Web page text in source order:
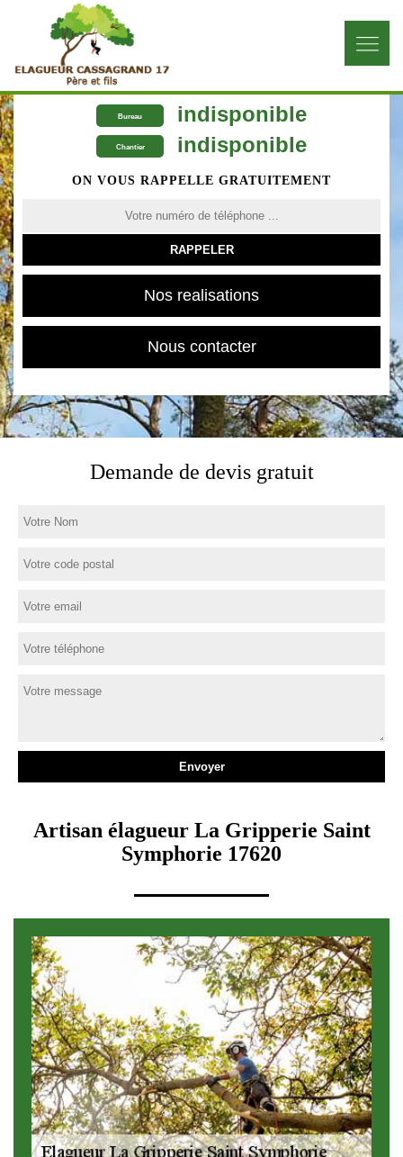
Bureau indisponible
Chantier indisponible
ON VOUS RAPPELLE GRATUITEMENT
Nos realisations
Nous contacter
Demande de devis gratuit
Artisan élagueur La Gripperie Saint
Symphorie 17620